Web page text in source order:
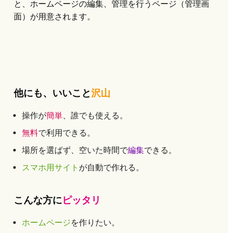
と、ホームページの編集、管理を行うページ（管理画
面）が用意されます。
他にも、いいこと沢山
操作が簡単、誰でも使える。
無料で利用できる。
場所を選ばず、空いた時間で編集できる。
スマホ用サイト が自動で作れる。
こんな方にピッタリ
ホームページを作りたい。